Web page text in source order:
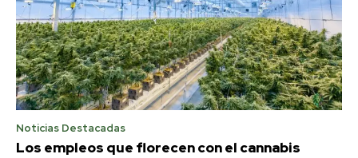
Noticias Destacadas
Los empleos que florecen con el cannabis